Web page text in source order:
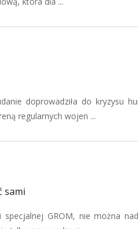
doprowadziła do kryzysu
regularnych wojen ...
sami
GROM, nie można